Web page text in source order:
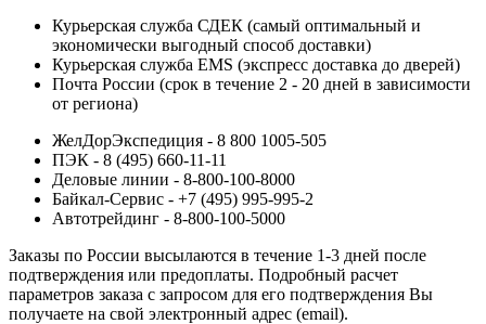
Курьерская служба СДЕК (самый оптимальный и
экономически выгодный способ доставки)
Курьерская служба EMS (экспресс доставка до дверей)
Почта России (срок в течение 2 - 20 дней в зависимости
от региона)
ЖелДорЭкспедиция - 8 800 1005-505
ПЭК - 8 (495) 660-11-11
Деловые линии - 8-800-100-8000
Байкал-Сервис - +7 (495) 995-995-2
Автотрейдинг - 8-800-100-5000
Заказы по России высылаются в течение 1-3 дней после
подтверждения или предоплаты. Подробный расчет
параметров заказа с запросом для его подтверждения Вы
получаете на свой электронный адрес (email).